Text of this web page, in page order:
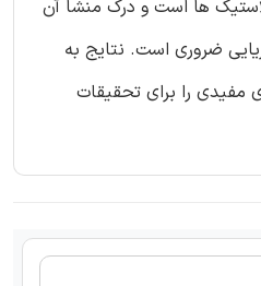
ها است و درک منشا آن
ضروری است. نتایج به
مفیدی را برای تحقیقات